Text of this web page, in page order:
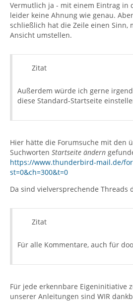
Vermutlich ja - mit einem Eintrag in
leider keine Ahnung wie genau.
schließlich hat die Zeile einen Sinn,
Ansicht umstellen.
Zitat
Außerdem würde ich gerne
diese Standard-Startseite
Hier hätte die Forumsuche mit den
Suchworten Startseite ändern
https://www.thunderbird-mail.de/
st=0&ch=300&t=0
Da sind vielversprechende Threads
Zitat
Für alle Kommentare, auch für
Für jede erkennbare Eigeninitiative
unserer Anleitungen sind WIR